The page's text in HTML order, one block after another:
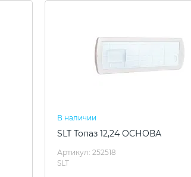
В наличии
SLT Топаз 12,24 ОСНОВА
Артикул: 252518
SLT